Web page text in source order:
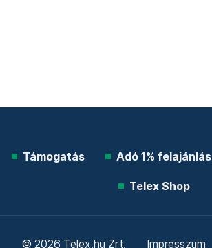
Támogatás Adó 1% felajánlás
Telex Shop
© 2026 Telex.hu Zrt. Impresszum